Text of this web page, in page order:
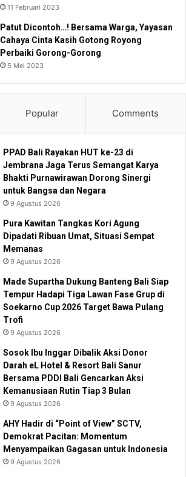
11 Februari 2023
Patut Dicontoh…! Bersama Warga, Yayasan
Cahaya Cinta Kasih Gotong Royong
Perbaiki Gorong-Gorong
5 Mei 2023
Popular Comments
PPAD Bali Rayakan HUT ke-23 di
Jembrana Jaga Terus Semangat Karya
Bhakti Purnawirawan Dorong Sinergi
untuk Bangsa dan Negara
9 Agustus 2026
Pura Kawitan Tangkas Kori Agung
Dipadati Ribuan Umat, Situasi Sempat
Memanas
9 Agustus 2026
Made Supartha Dukung Banteng Bali Siap
Tempur Hadapi Tiga Lawan Fase Grup di
Soekarno Cup 2026 Target Bawa Pulang
Trofi
9 Agustus 2026
Sosok Ibu Inggar Dibalik Aksi Donor
Darah eL Hotel & Resort Bali Sanur
Bersama PDDI Bali Gencarkan Aksi
Kemanusiaan Rutin Tiap 3 Bulan
9 Agustus 2026
AHY Hadir di “Point of View” SCTV,
Demokrat Pacitan: Momentum
Menyampaikan Gagasan untuk Indonesia
9 Agustus 2026